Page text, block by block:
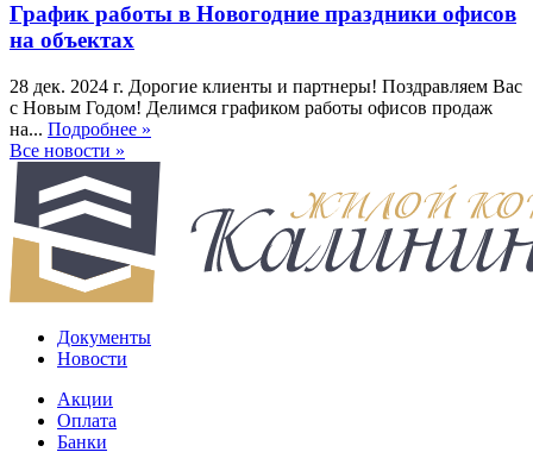
График работы в Новогодние праздники офисов
на объектах
28 дек. 2024 г. Дорогие клиенты и партнеры! Поздравляем Вас
с Новым Годом! Делимся графиком работы офисов продаж
на... Подробнее »
Все новости »
Документы
Новости
Акции
Оплата
Банки